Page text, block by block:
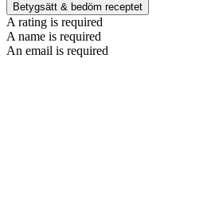
Betygsätt & bedöm receptet
A rating is required
A name is required
An email is required